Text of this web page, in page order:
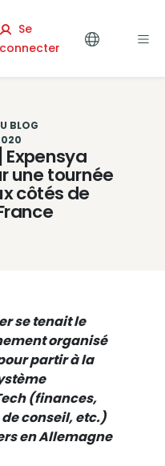
Se
connecter
BLOG
Expensya
une tournée
côtés de
se tenait le
organisé
partir à la
(finances,
conseil, etc.)
en Allemagne